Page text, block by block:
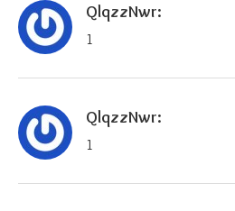
QlqzzNwr:
1
QlqzzNwr:
1